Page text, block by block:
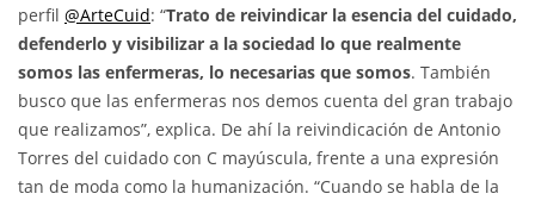
perfil @ArteCuid: “Trato de reivindicar la esencia del cuidado,
defenderlo y visibilizar a la sociedad lo que realmente
somos las enfermeras, lo necesarias que somos. También
busco que las enfermeras nos demos cuenta del gran trabajo
que realizamos”, explica. De ahí la reivindicación de Antonio
Torres del cuidado con C mayúscula, frente a una expresión
tan de moda como la humanización. “Cuando se habla de la